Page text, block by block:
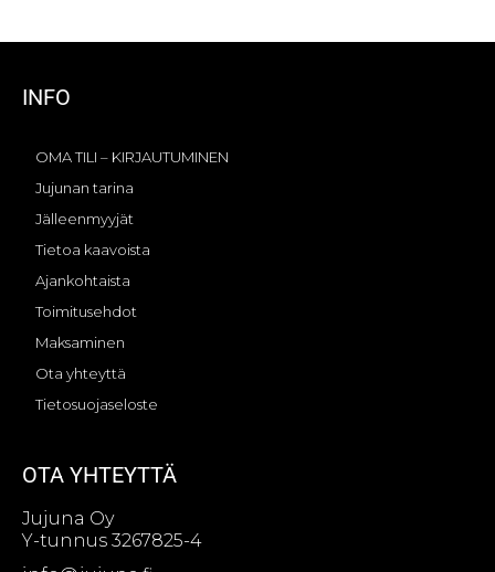
INFO
OMA TILI – KIRJAUTUMINEN
Jujunan tarina
Jälleenmyyjät
Tietoa kaavoista
Ajankohtaista
Toimitusehdot
Maksaminen
Ota yhteyttä
Tietosuojaseloste
OTA YHTEYTTÄ
Jujuna Oy
Y-tunnus 3267825-4